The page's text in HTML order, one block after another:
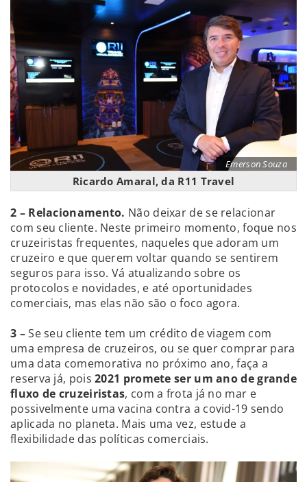
Emerson Souza
Ricardo Amaral, da R11 Travel
2 – Relacionamento. Não deixar de se relacionar
com seu cliente. Neste primeiro momento, foque nos
cruzeiristas frequentes, naqueles que adoram um
cruzeiro e que querem voltar quando se sentirem
seguros para isso. Vá atualizando sobre os
protocolos e novidades, e até oportunidades
comerciais, mas elas não são o foco agora.
3 –Se seu cliente tem um crédito de viagem com
uma empresa de cruzeiros, ou se quer comprar para
uma data comemorativa no próximo ano, faça a
reserva já, pois2021 promete ser um ano de grande
fluxo de cruzeiristas, com a frota já no mar e
possivelmente uma vacina contra a covid-19 sendo
aplicada no planeta. Mais uma vez, estude a
flexibilidade das políticas comerciais.